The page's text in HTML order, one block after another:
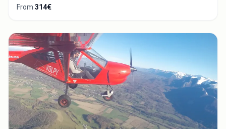
From 314€